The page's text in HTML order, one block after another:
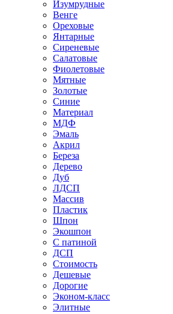
Изумрудные
Венге
Ореховые
Янтарные
Сиреневые
Салатовые
Фиолетовые
Мятные
Золотые
Синие
Материал
МДФ
Эмаль
Акрил
Береза
Дерево
Дуб
ЛДСП
Массив
Пластик
Шпон
Экошпон
С патиной
ДСП
Стоимость
Дешевые
Дорогие
Эконом-класс
Элитные